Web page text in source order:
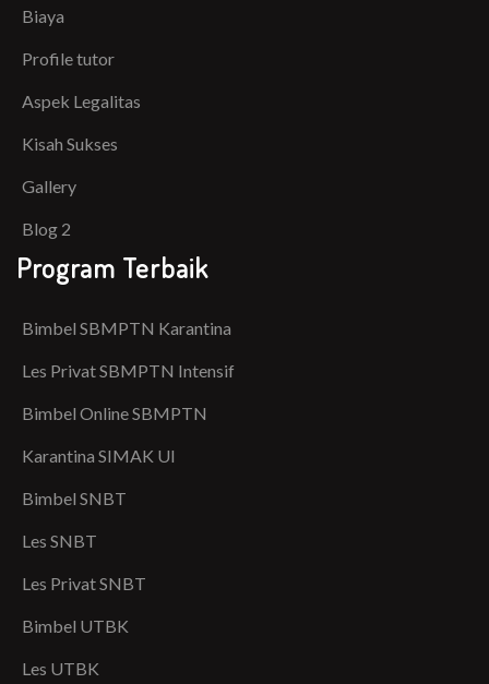
Biaya
Profile tutor
Aspek Legalitas
Kisah Sukses
Gallery
Blog 2
Program Terbaik
Bimbel SBMPTN Karantina
Les Privat SBMPTN Intensif
Bimbel Online SBMPTN
Karantina SIMAK UI
Bimbel SNBT
Les SNBT
Les Privat SNBT
Bimbel UTBK
Les UTBK